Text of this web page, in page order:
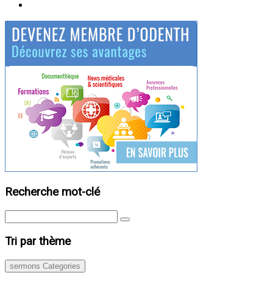
Recherche mot-clé
Tri par thème
sermons Categories